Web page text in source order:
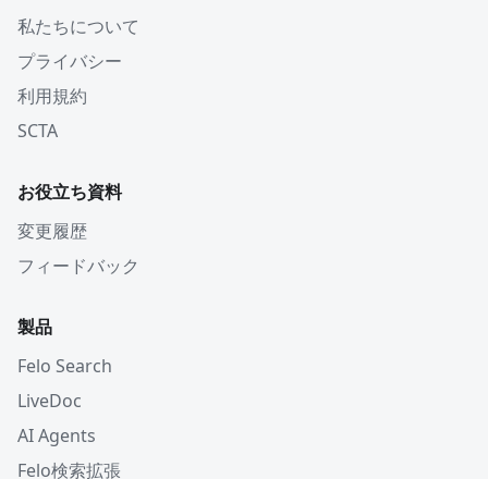
私たちについて
プライバシー
利用規約
SCTA
お役立ち資料
変更履歴
フィードバック
製品
Felo Search
LiveDoc
AI Agents
Felo検索拡張